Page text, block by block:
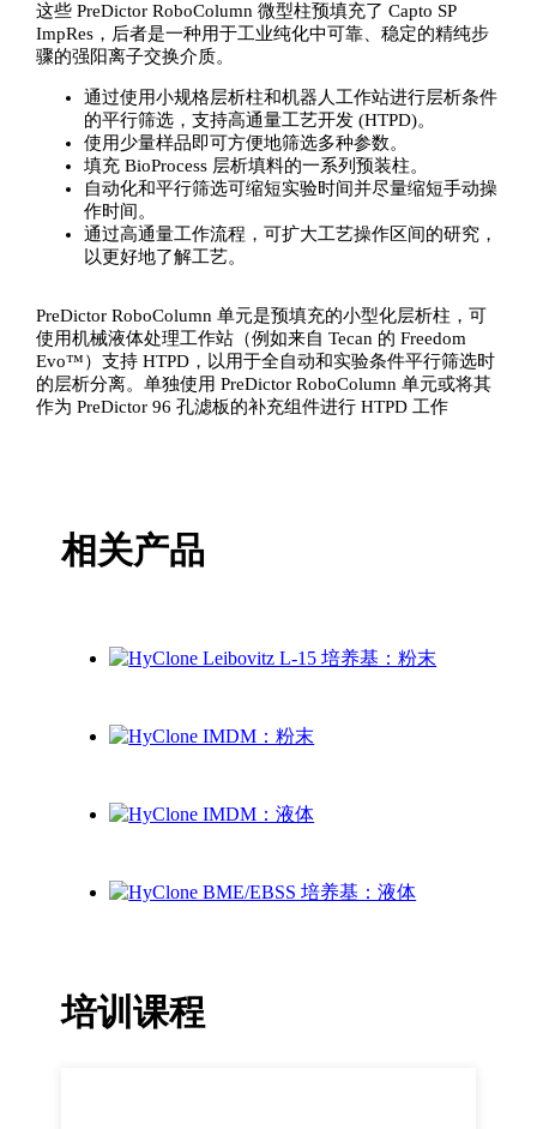
这些 PreDictor RoboColumn 微型柱预填充了 Capto SP
ImpRes，后者是一种用于工业纯化中可靠、稳定的精纯步
骤的强阳离子交换介质。
通过使用小规格层析柱和机器人工作站进行层析条件
的平行筛选，支持高通量工艺开发 (HTPD)。
使用少量样品即可方便地筛选多种参数。
填充 BioProcess 层析填料的一系列预装柱。
自动化和平行筛选可缩短实验时间并尽量缩短手动操
作时间。
通过高通量工作流程，可扩大工艺操作区间的研究，
以更好地了解工艺。
PreDictor RoboColumn 单元是预填充的小型化层析柱，可
使用机械液体处理工作站（例如来自 Tecan 的 Freedom
Evo™）支持 HTPD，以用于全自动和实验条件平行筛选时
的层析分离。单独使用 PreDictor RoboColumn 单元或将其
作为 PreDictor 96 孔滤板的补充组件进行 HTPD 工作
相关产品
培训课程